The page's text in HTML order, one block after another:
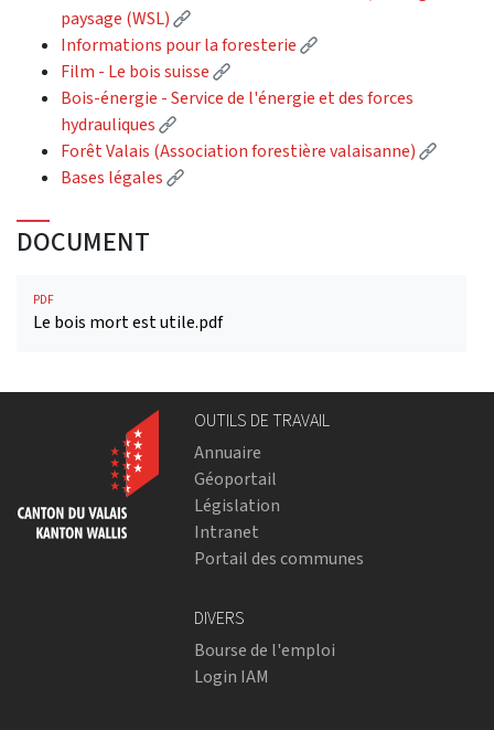
paysage (WSL)
(External link)
Informations pour la foresterie
(External link)
Film - Le bois suisse
(External link)
Bois-énergie - Service de l'énergie et des forces
hydrauliques
(External link)
Forêt Valais (Association forestière valaisanne)
Bases légales
(External link)
DOCUMENT
PDF
Le bois mort est utile.pdf
OUTILS DE TRAVAIL
Annuaire
Géoportail
Législation
Intranet
Portail des communes
DIVERS
Bourse de l'emploi
Login IAM